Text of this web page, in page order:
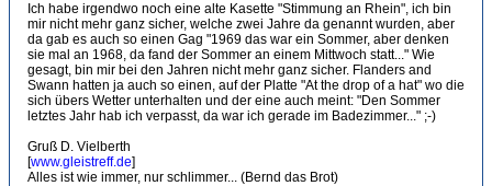
Ich habe irgendwo noch eine alte Kasette "Stimmung an Rhein", ich bin
mir nicht mehr ganz sicher, welche zwei Jahre da genannt wurden, aber
da gab es auch so einen Gag "1969 das war ein Sommer, aber denken
sie mal an 1968, da fand der Sommer an einem Mittwoch statt..." Wie
gesagt, bin mir bei den Jahren nicht mehr ganz sicher. Flanders and
Swann hatten ja auch so einen, auf der Platte "At the drop of a hat" wo die
sich übers Wetter unterhalten und der eine auch meint: "Den Sommer
letztes Jahr hab ich verpasst, da war ich gerade im Badezimmer..." ;-)
Gruß D. Vielberth
[www.gleistreff.de]
Alles ist wie immer, nur schlimmer... (Bernd das Brot)